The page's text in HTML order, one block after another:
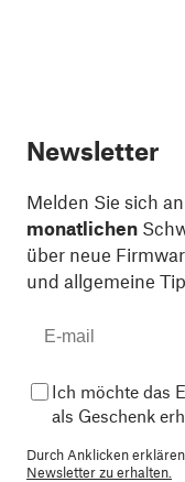
Newsletter
Melden Sie sich
monatlichen
über neue
und allgemeine
Ich möchte das
als Geschenk
Durch Anklicken
Newsletter zu erhalten.